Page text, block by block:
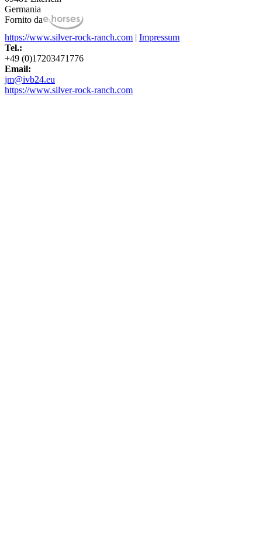
Germania
Fornito da
https://www.silver-rock-ranch.com | Impressum
Tel.:
+49 (0)17203471776
Email:
jm@ivb24.eu
https://www.silver-rock-ranch.com